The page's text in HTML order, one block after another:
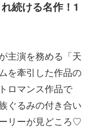
続ける名作！1
主演を務める「天
を牽引した作品の
ロマンス作品で
ぐるみの付き合い
リーが見どころ♡